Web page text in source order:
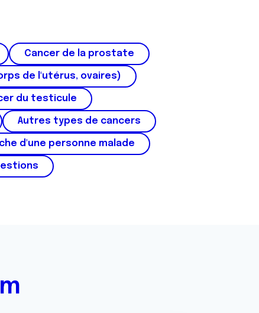
Cancer de la prostate
de l'utérus, ovaires)
du testicule
Autres types de cancers
d'une personne malade